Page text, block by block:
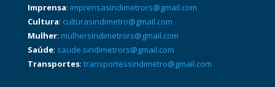
Imprensa: imprensasindimetrors@gmail.com
Cultura: culturasindimetro@gmail.com
Mulher: mulhersindimetrors@gmail.com
Saúde: saude.sindimetrors@gmail.com
Transportes: transportessindimetro@gmail.com